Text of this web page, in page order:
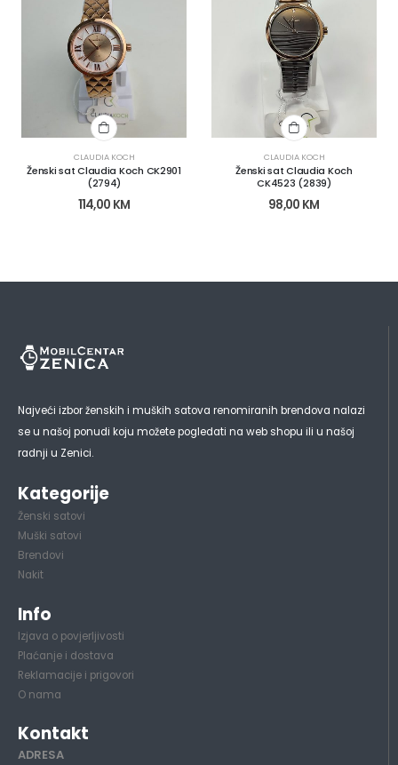
CLAUDIA KOCH
Ženski sat Claudia Koch CK2901
(2794)
114,00 KM
CLAUDIA KOCH
Ženski sat Claudia Koch
CK4523 (2839)
98,00 KM
Najveći izbor ženskih i muških satova renomiranih brendova nalazi
se u našoj ponudi koju možete pogledati na web shopu ili u našoj
radnji u Zenici.
Kategorije
Ženski satovi
Muški satovi
Brendovi
Nakit
Info
Izjava o povjerljivosti
Plaćanje i dostava
Reklamacije i prigovori
O nama
Kontakt
ADRESA